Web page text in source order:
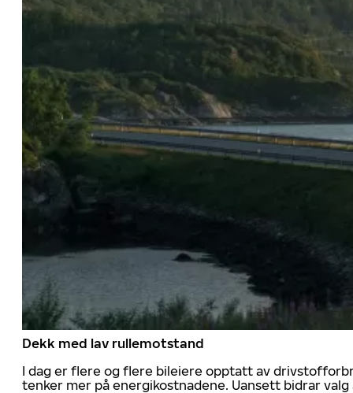
Dekk med lav rullemotstand
I dag er flere og flere bileiere opptatt av
tenker mer på energikostnadene. Uansett bidrar